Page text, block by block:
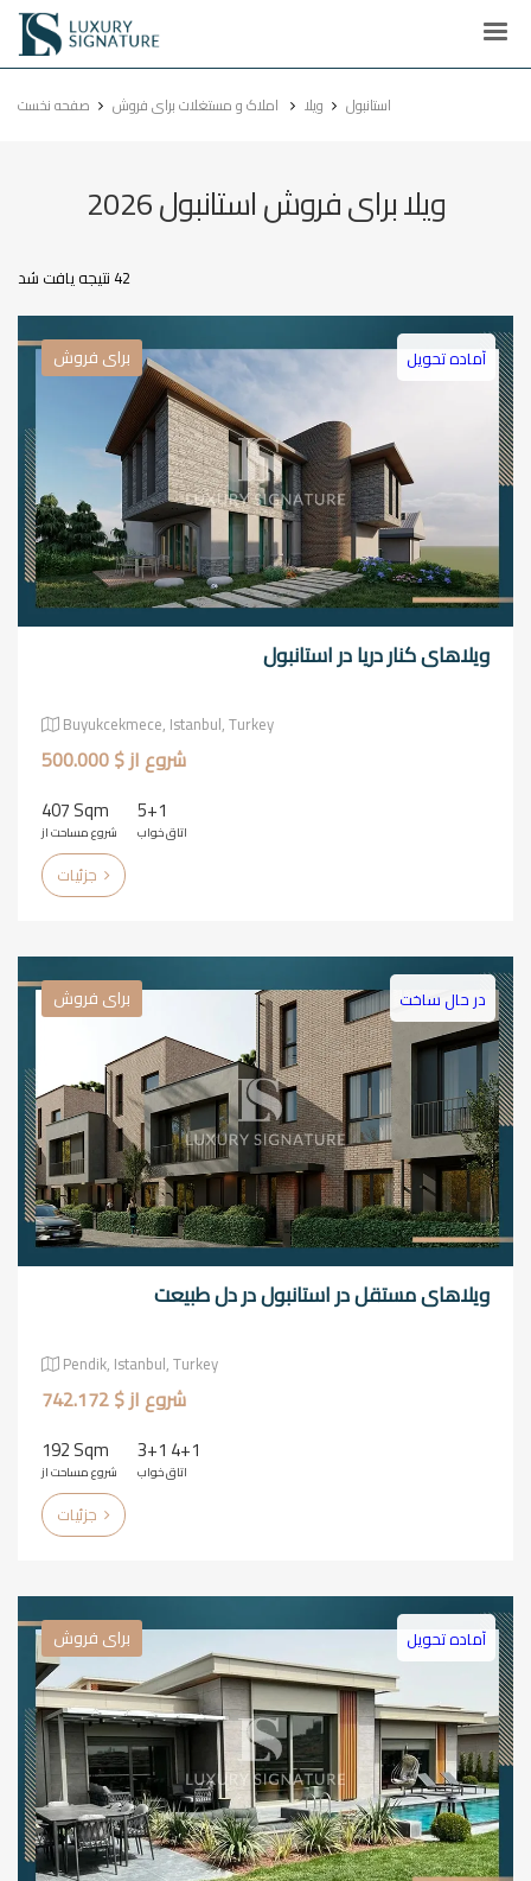
Luxury
Signature
صفحه نخست ویلا استانبول
ویلا برای فروش استانبول 2026
42 نتیجه یافت شد
برای فروش آماده تحویل
ویلاهای کنار دریا در استانبول
Buyukcekmece, Istanbul, Turkey
شروع از $ 500.000
407 Sqm
شروع مساحت از
5+1
اتاق خواب
برای فروش در حال ساخت
ویلاهای مستقل در استانبول در دل طبیعت
Pendik, Istanbul, Turkey
شروع از $ 742.172
192 Sqm
شروع مساحت از
3+1 4+1
اتاق خواب
برای فروش آماده تحویل